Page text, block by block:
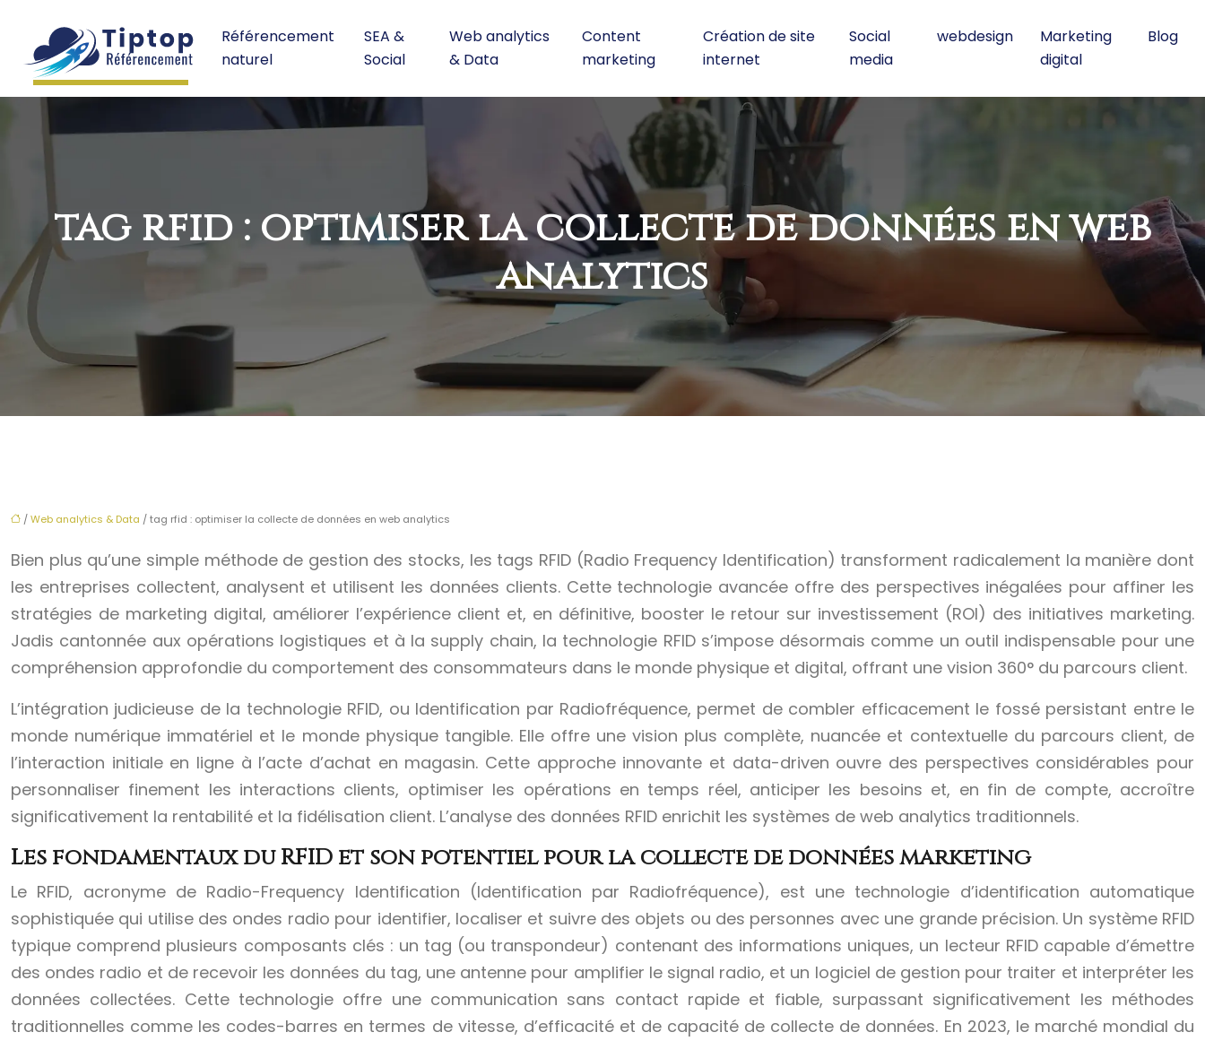
Référencement
naturel
SEA &
Social
Web analytics
& Data
Content
marketing
Création de site
internet
Social
media
webdesign
Marketing
digital
Blog
tag rfid : optimiser la collecte de données en web
analytics
/Web analytics & Data / tag rfid : optimiser la collecte de données en web analytics
Bien plus qu’une simple méthode de gestion des stocks, les tags RFID (Radio Frequency Identification) transforment radicalement la manière dont
les entreprises collectent, analysent et utilisent les données clients. Cette technologie avancée offre des perspectives inégalées pour affiner les
stratégies de marketing digital, améliorer l’expérience client et, en définitive, booster le retour sur investissement (ROI) des initiatives marketing.
Jadis cantonnée aux opérations logistiques et à la supply chain, la technologie RFID s’impose désormais comme un outil indispensable pour une
compréhension approfondie du comportement des consommateurs dans le monde physique et digital, offrant une vision 360° du parcours client.
L’intégration judicieuse de la technologie RFID, ou Identification par Radiofréquence, permet de combler efficacement le fossé persistant entre le
monde numérique immatériel et le monde physique tangible. Elle offre une vision plus complète, nuancée et contextuelle du parcours client, de
l’interaction initiale en ligne à l’acte d’achat en magasin. Cette approche innovante et data-driven ouvre des perspectives considérables pour
personnaliser finement les interactions clients, optimiser les opérations en temps réel, anticiper les besoins et, en fin de compte, accroître
significativement la rentabilité et la fidélisation client. L’analyse des données RFID enrichit les systèmes de web analytics traditionnels.
Les fondamentaux du RFID et son potentiel pour la collecte de données marketing
Le RFID, acronyme de Radio-Frequency Identification (Identification par Radiofréquence), est une technologie d’identification automatique
sophistiquée qui utilise des ondes radio pour identifier, localiser et suivre des objets ou des personnes avec une grande précision. Un système RFID
typique comprend plusieurs composants clés : un tag (ou transpondeur) contenant des informations uniques, un lecteur RFID capable d’émettre
des ondes radio et de recevoir les données du tag, une antenne pour amplifier le signal radio, et un logiciel de gestion pour traiter et interpréter les
données collectées. Cette technologie offre une communication sans contact rapide et fiable, surpassant significativement les méthodes
traditionnelles comme les codes-barres en termes de vitesse, d’efficacité et de capacité de collecte de données. En 2023, le marché mondial du